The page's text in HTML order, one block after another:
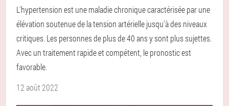
L'hypertension est une maladie chronique caractérisée par une
élévation soutenue de la tension artérielle jusqu'à des niveaux
critiques. Les personnes de plus de 40 ans y sont plus sujettes.
Avec un traitement rapide et compétent, le pronostic est
favorable.
12 août 2022